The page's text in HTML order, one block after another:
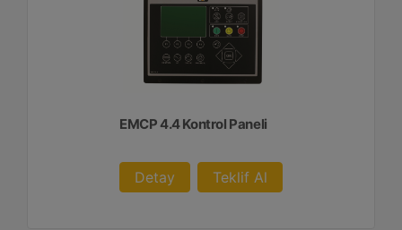
EMCP 4.4 Kontrol Paneli
Detay Teklif Al